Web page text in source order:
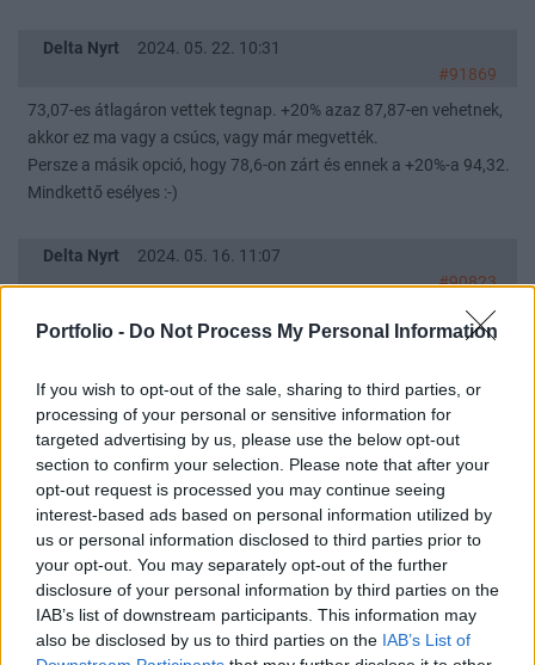
Portfolio - Do Not Process My Personal Information
If you wish to opt-out of the sale, sharing to third parties, or
processing of your personal or sensitive information for
targeted advertising by us, please use the below opt-out
section to confirm your selection. Please note that after your
opt-out request is processed you may continue seeing
interest-based ads based on personal information utilized by
us or personal information disclosed to third parties prior to
your opt-out. You may separately opt-out of the further
disclosure of your personal information by third parties on the
IAB’s list of downstream participants. This information may
also be disclosed by us to third parties on the IAB’s List of
Delta Nyrt
2024. 05. 22. 10:31
#91869
73,07-es átlagáron vettek tegnap. +20% azaz 87,87-en vehetnek,
akkor ez ma vagy a csúcs, vagy már megvették.
Persze a másik opció, hogy 78,6-on zárt és ennek a +20%-a 94,32.
Mindkettő esélyes :-)
Delta Nyrt
2024. 05. 16. 11:07
#90823
Tegnap is ekkortájt pihent egy nagyobbat, és jött egy elég komoly
drukk dél-délutánra. Ha ezt a kedvét megtartja, ám legyen.
Delta Nyrt
2024. 03. 19. 07:54
#88707
Persze,hogy kimondta, ezt nem is lehet vitatni, de Én nem úgy
éreztem, hogy kifejezettem a Deltára mondta, Az összes magyar
részvényt lehúzta.
Valaki csak ebben tud gondolkodni, ez miért is baj.
Nem tud mindenki kriptóban gondolkodni. Én biztosan nem. Majd
ha 120-on eladja Juli a részvényeit, mert ott én is elgondolkodom